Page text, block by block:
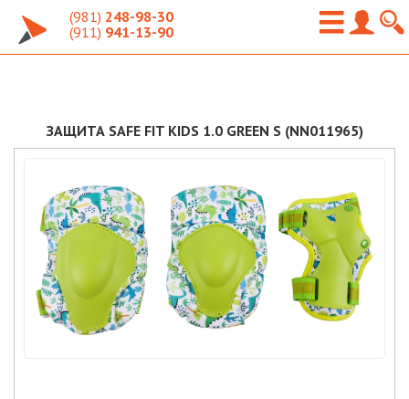
(981) 248-98-30
(911) 941-13-90
ЗАЩИТА SAFE FIT KIDS 1.0 GREEN S (NN011965)